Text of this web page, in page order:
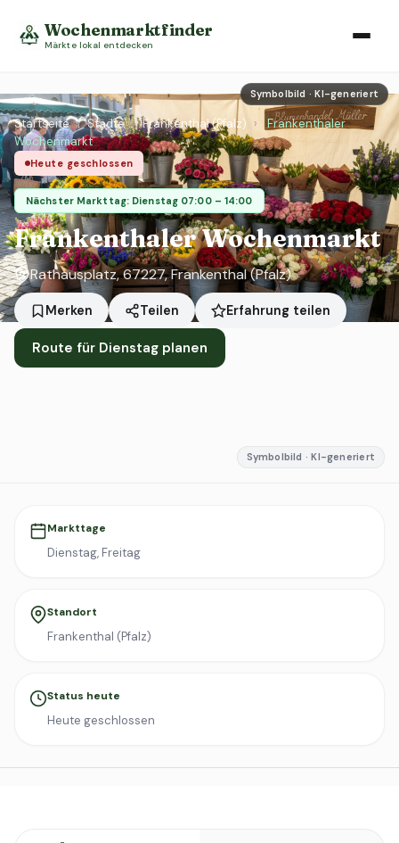
Wochenmarktfinder
Märkte lokal entdecken
Symbolbild · KI-generiert
Startseite › Städte › Frankenthal (Pfalz) ›
Frankenthaler
Wochenmarkt
Heute geschlossen
Nächster Markttag: Dienstag 07:00 – 14:00
Frankenthaler Wochenmarkt
Rathausplatz, 67227, Frankenthal (Pfalz)
Merken Teilen Erfahrung teilen
Route für Dienstag planen
Symbolbild · KI-generiert
Markttage
Dienstag, Freitag
Standort
Frankenthal (Pfalz)
Status heute
Heute geschlossen